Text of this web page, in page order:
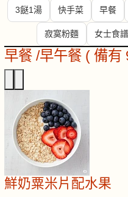
3餸1湯 快手菜 早餐
寂寞粉麵 女士食譜
早餐 /早午餐 ( 備有
鮮奶粟米片配水果